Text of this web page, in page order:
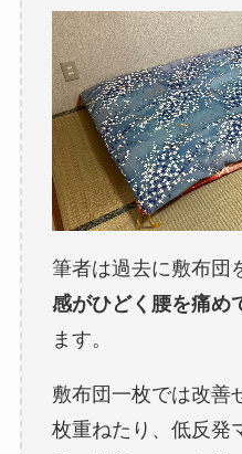
筆者は過去に敷布団
感がひどく腰を痛め
ます。
敷布団一枚では改善
枚重ねたり、低反発